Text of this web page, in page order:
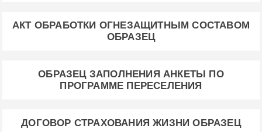
АКТ ОБРАБОТКИ ОГНЕЗАЩИТНЫМ СОСТАВОМ
ОБРАЗЕЦ
ОБРАЗЕЦ ЗАПОЛНЕНИЯ АНКЕТЫ ПО
ПРОГРАММЕ ПЕРЕСЕЛЕНИЯ
ДОГОВОР СТРАХОВАНИЯ ЖИЗНИ ОБРАЗЕЦ